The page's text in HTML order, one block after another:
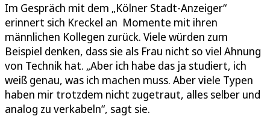
Im Gespräch mit dem „Kölner Stadt-Anzeiger“
erinnert sich Kreckel an Momente mit ihren
männlichen Kollegen zurück. Viele würden zum
Beispiel denken, dass sie als Frau nicht so viel Ahnung
von Technik hat. „Aber ich habe das ja studiert, ich
weiß genau, was ich machen muss. Aber viele Typen
haben mir trotzdem nicht zugetraut, alles selber und
analog zu verkabeln“, sagt sie.